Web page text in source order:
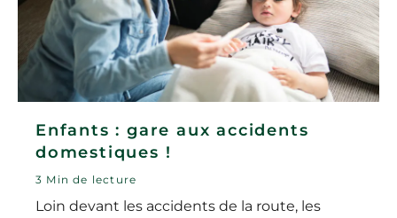
Enfants : gare aux accidents
domestiques !
3 Min de lecture
Loin devant les accidents de la route, les